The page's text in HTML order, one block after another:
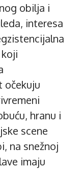
obilja i
interesa
očekuju
hranu i
scene
na snežnoj
imaju